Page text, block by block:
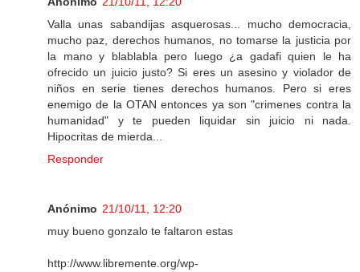
Valla unas sabandijas asquerosas... mucho democracia,
mucho paz, derechos humanos, no tomarse la justicia por
la mano y blablabla pero luego ¿a gadafi quien le ha
ofrecido un juicio justo? Si eres un asesino y violador de
niños en serie tienes derechos humanos. Pero si eres
enemigo de la OTAN entonces ya son "crimenes contra la
humanidad" y te pueden liquidar sin juicio ni nada.
Hipocritas de mierda...
Responder
Anónimo 21/10/11, 12:20
muy bueno gonzalo te faltaron estas
http://www.libremente.org/wp-